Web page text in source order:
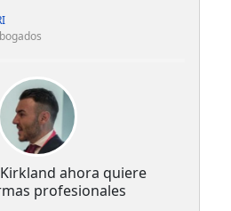
ahora quiere
profesionales